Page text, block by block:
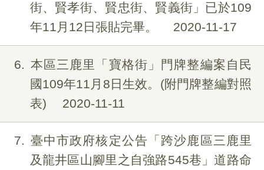
街、賢孝街、賢忠街、賢義街」已於109
年11月12日張貼完畢。
2020-11-17
6
本區三鹿里「寶格街」門牌整編案自民
國109年11月8日生效。(附門牌整編對照
表)
2020-11-11
7
臺中市政府核定公告「跨沙鹿區三鹿里
及龍井區山腳里之自強路545巷」道路命